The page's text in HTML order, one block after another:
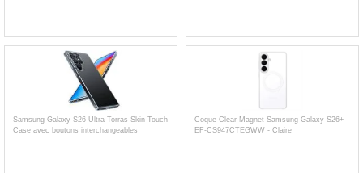
Samsung Galaxy S26 Ultra Torras Skin-Touch
Case avec boutons interchangeables
Coque Clear Magnet Samsung Galaxy S26+
EF-CS947CTEGWW - Claire